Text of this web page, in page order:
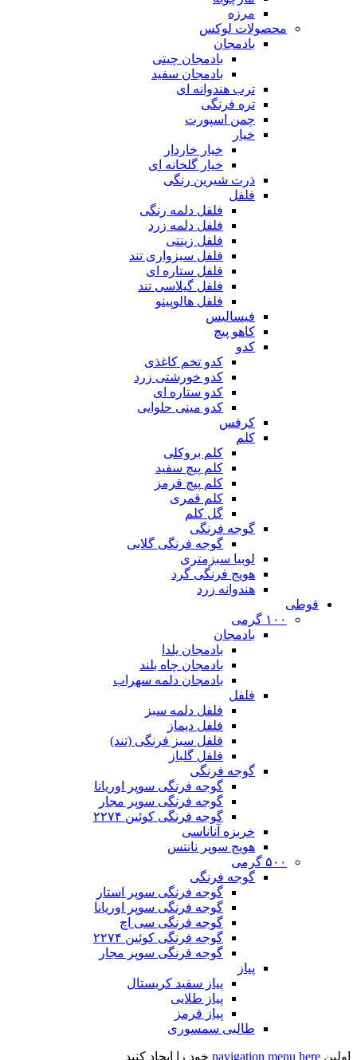
مرزه
محصولات لوکس
بادمجان
بادمجان چیتی
بادمجان سفید
ترب هندوانه ای
تره فرنگی
چمن اسپورت
خیار
خیار خاردار
خیار گلخانه ای
ذرت شیرین رنگی
فلفل
فلفل دلمه رنگی
فلفل دلمه زرد
فلفل زینتی
فلفل سبزواری تند
فلفل ستاره ای
فلفل گیلاسی تند
فلفل هالوپینو
فیسالیس
کاهو پیچ
کدو
کدو تخم کاغذی
کدو خورشتی زرد
کدو ستاره ای
کدو مینی حلوایی
کرفس
کلم
کلم بروکلی
کلم پیچ سفید
کلم پیچ قرمز
کلم قمری
گل کلم
گوجه فرنگی
گوجه فرنگی گلابی
لوبیا سبزمتری
هویج فرنگی گرد
هندوانه زرد
قوطی
۱۰۰ گرمی
بادمجان
بادمجان یلدا
بادمجان چاه بلند
بادمجان دلمه سهراب
فلفل
فلفل دلمه سبز
فلفل دیماز
فلفل سبز فرنگی (تند)
فلفل گلباز
گوجه فرنگی
گوجه فرنگی سوپر اوریانا
گوجه فرنگی سوپر مجار
گوجه فرنگی کوئین ۲۲۷۴
خربزه آناناسی
هویج سوپر نانتس
۵۰۰ گرمی
گوجه فرنگی
گوجه فرنگی سوپر استار
گوجه فرنگی سوپر اوریانا
گوجه فرنگی سی اچ
گوجه فرنگی کوئین ۲۲۷۴
گوجه فرنگی سوپر مجار
پیاز
پیاز سفید کریستال
پیاز طلایی
پیاز قرمز
طالبی سمسوری
اولین navigation menu here خود را ایجاد کنید